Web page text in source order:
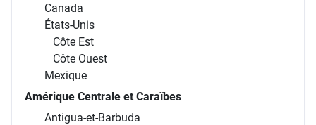
Canada
États-Unis
Côte Est
Côte Ouest
Mexique
Amérique Centrale et Caraïbes
Antigua-et-Barbuda